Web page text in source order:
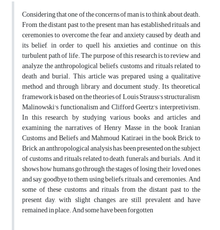
Considering that one of the concerns of man is to think about death.
From the distant past to the present, man has established rituals and
ceremonies to overcome the fear and anxiety caused by death and
its belief, in order to quell his anxieties and continue on this
turbulent path of life. The purpose of this research is to review and
analyze the anthropological beliefs, customs and rituals related to
death and burial. This article was prepared using a qualitative
method and through library and document study. Its theoretical
framework is based on the theories of Louis Strauss's structuralism,
Malinowski's functionalism and Clifford Geertz's interpretivism.
In this research, by studying various books and articles and
examining the narratives of Henry Masse in the book Iranian
Customs and Beliefs and Mahmoud Katiraei in the book Brick to
Brick, an anthropological analysis has been presented on the subject
of customs and rituals related to death, funerals and burials. And it
shows how humans go through the stages of losing their loved ones
and say goodbye to them using beliefs, rituals, and ceremonies. And
some of these customs and rituals from the distant past to the
present day, with slight changes, are still prevalent and have
remained in place. And some have been forgotten